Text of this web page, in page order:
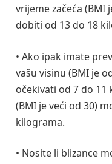
vrijeme začeća (BMI
dobiti od 13 do 18
• Ako ipak imate
vašu visinu (BMI je
očekivati od 7 do
(BMI je veći od 30)
kilograma.
• Nosite li blizance